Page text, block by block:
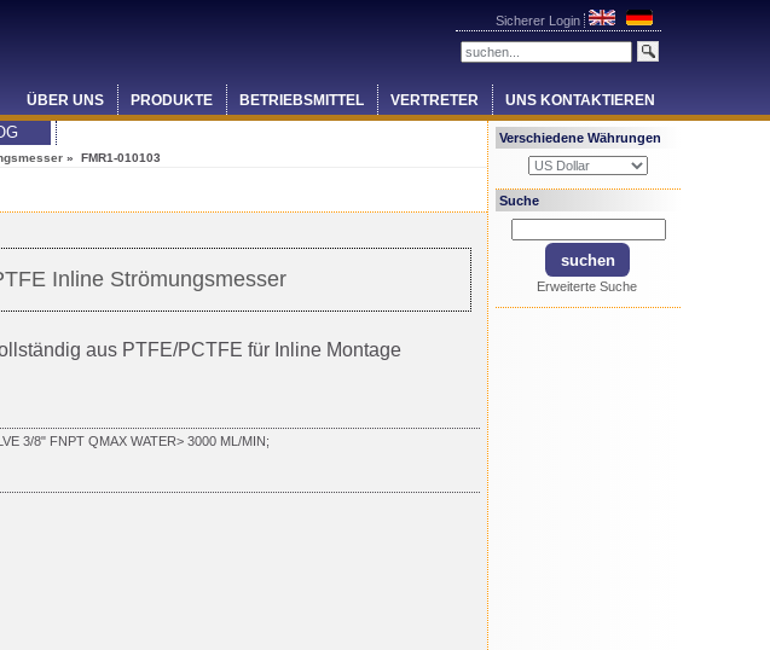
Sicherer Login
ÜBER UNS PRODUKTE BETRIEBSMITTEL VERTRETER UNS KONTAKTIEREN
» FMR1-010103
Inline Strömungsmesser
aus PTFE/PCTFE für Inline Montage
3/8" FNPT QMAX WATER> 3000 ML/MIN;
Verschiedene Währungen
Suche
Erweiterte Suche